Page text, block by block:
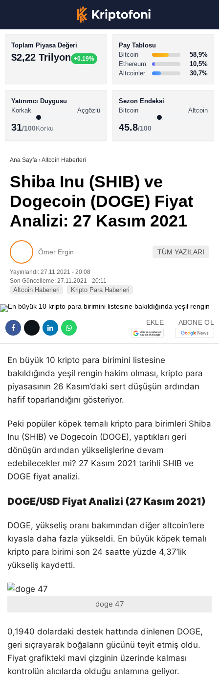
Youtube
TikTok
BİTCOİN HABERLERİ
ALTCOİN HABERLERİ
SÖZLÜK
Toplam Piyasa Değeri
$2,22 Trilyon +0.19%
Pay Tablosu
Bitcoin
58,9%
Ethereum
10,5%
Altcoinler
30,7%
Yatırımcı Duygusu
Korkak
Açgözlü
31/100Korku
Sezon Endeksi
Bitcoin
Altcoin
45.8/100
Ana Sayfa ›Altcoin Haberleri
Shiba Inu (SHIB) ve
Dogecoin (DOGE) Fiyat
Analizi: 27 Kasım 2021
Ömer Ergin TÜM YAZILARI
Yayınlandı: 27.11.2021 - 20:08
Son Güncelleme: 27.11.2021 - 20:11
Altcoin Haberleri Kripto Para Haberleri
EKLE ABONE OL
En büyük 10 kripto para birimini listesine
bakıldığında yeşil rengin hakim olması, kripto para
piyasasının 26 Kasım’daki sert düşüşün ardından
hafif toparlandığını gösteriyor.
Peki popüler köpek temalı kripto para birimleri Shiba
Inu (SHIB) ve Dogecoin (DOGE), yaptıkları geri
dönüşün ardından yükselişlerine devam
edebilecekler mi? 27 Kasım 2021 tarihli SHIB ve
DOGE fiyat analizi.
DOGE/USD Fiyat Analizi (27 Kasım 2021)
DOGE, yükseliş oranı bakımından diğer altcoin’lere
kıyasla daha fazla yükseldi. En büyük köpek temalı
kripto para birimi son 24 saatte yüzde 4,37’lik
yükseliş kaydetti.
doge 47
0,1940 dolardaki destek hattında dinlenen DOGE,
geri sıçrayarak boğaların gücünü teyit etmiş oldu.
Fiyat grafikteki mavi çizginin üzerinde kalması
kontrolün alıcılarda olduğu anlamına geliyor.